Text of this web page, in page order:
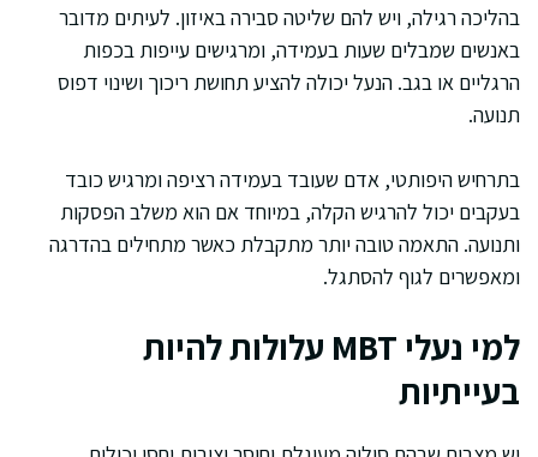
בהליכה רגילה, ויש להם שליטה סבירה באיזון. לעיתים מדובר
באנשים שמבלים שעות בעמידה, ומרגישים עייפות בכפות
הרגליים או בגב. הנעל יכולה להציע תחושת ריכוך ושינוי דפוס
תנועה.
בתרחיש היפותטי, אדם שעובד בעמידה רציפה ומרגיש כובד
בעקבים יכול להרגיש הקלה, במיוחד אם הוא משלב הפסקות
ותנועה. התאמה טובה יותר מתקבלת כאשר מתחילים בהדרגה
ומאפשרים לגוף להסתגל.
למי נעלי MBT עלולות להיות
בעייתיות